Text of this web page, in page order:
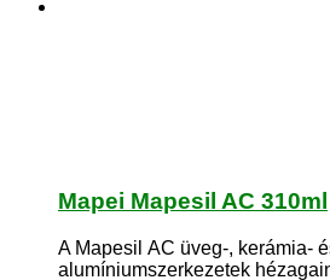
Mapei Mapesil AC 310ml
A Mapesil AC üveg-, kerámia-
alumíniumszerkezetek